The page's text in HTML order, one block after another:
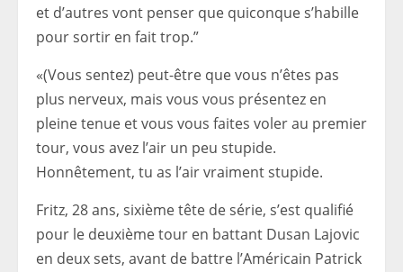
et d’autres vont penser que quiconque s’habille
pour sortir en fait trop.”
«(Vous sentez) peut-être que vous n’êtes pas
plus nerveux, mais vous vous présentez en
pleine tenue et vous vous faites voler au premier
tour, vous avez l’air un peu stupide.
Honnêtement, tu as l’air vraiment stupide.
Fritz, 28 ans, sixième tête de série, s’est qualifié
pour le deuxième tour en battant Dusan Lajovic
en deux sets, avant de battre l’Américain Patrick